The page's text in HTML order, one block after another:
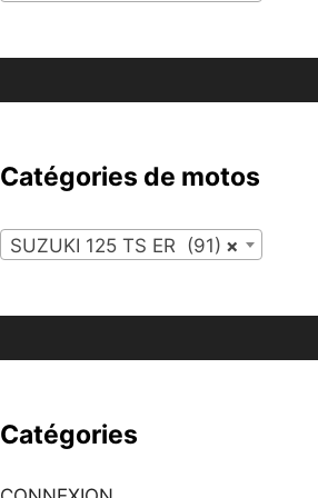
Catégories de motos
×
SUZUKI 125 TS ER (91)
Catégories